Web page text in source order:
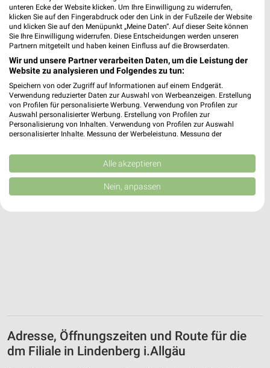
dm Isny im Allgäu
Achener Weg 1
88316 Isny im Allgäu
Heute 08:00 - 20:00 Uhr |
15,66 km
Adresse, Öffnungszeiten und Route für die
dm Filiale in Lindenberg i.Allgäu
unteren Ecke der Website klicken. Um Ihre Einwilligung zu widerrufen,
klicken Sie auf den Fingerabdruck oder den Link in der Fußzeile der Website
und klicken Sie auf den Menüpunkt „Meine Daten“. Auf dieser Seite können
Sie Ihre Einwilligung widerrufen. Diese Entscheidungen werden unseren
Partnern mitgeteilt und haben keinen Einfluss auf die Browserdaten.
Wir und unsere Partner verarbeiten Daten, um die Leistung der
Website zu analysieren und Folgendes zu tun:
Speichern von oder Zugriff auf Informationen auf einem Endgerät.
Verwendung reduzierter Daten zur Auswahl von Werbeanzeigen. Erstellung
von Profilen für personalisierte Werbung. Verwendung von Profilen zur
Auswahl personalisierter Werbung. Erstellung von Profilen zur
Personalisierung von Inhalten. Verwendung von Profilen zur Auswahl
personalisierter Inhalte. Messung der Werbeleistung. Messung der
Kombinationen von Daten aus verschiedenen Quellen. Entwicklung und
Verbesserung der Angebote. Verwendung reduzierter Daten zur Auswahl
von Inhalten.
Daten können außerhalb der Europäischen Union weitergegeben und in die
Website/App.
Erstellung von Profilen für personalisierte
Werbung
Alle akzeptieren
Nein, anpassen